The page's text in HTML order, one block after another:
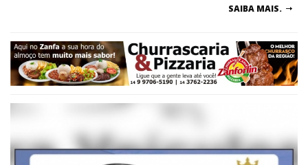
SAIBA MAIS.